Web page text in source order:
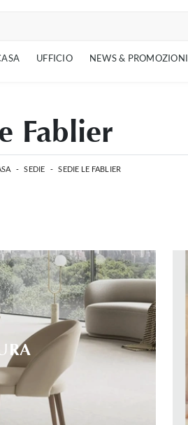
UFFICIO NEWS & PROMOZIONI
Fablier
- SEDIE - SEDIE LE FABLIER